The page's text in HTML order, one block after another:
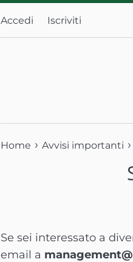
Accedi Iscriviti
Home › Avvisi importanti ›
Se sei interessato a
email a